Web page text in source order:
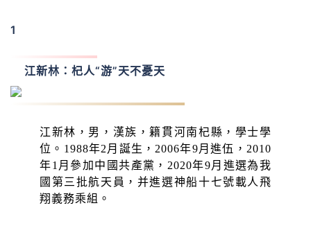
1
江新林： 杞人“游”天不憂天
江新林，男，漢族，籍貫河南杞縣，學士學
位。1988年2月誕生，2006年9月進伍，2010
年1月參加中國共產黨，2020年9月進選為我
國第三批航天員，并進選神船十七號載人飛
翔義務乘組。